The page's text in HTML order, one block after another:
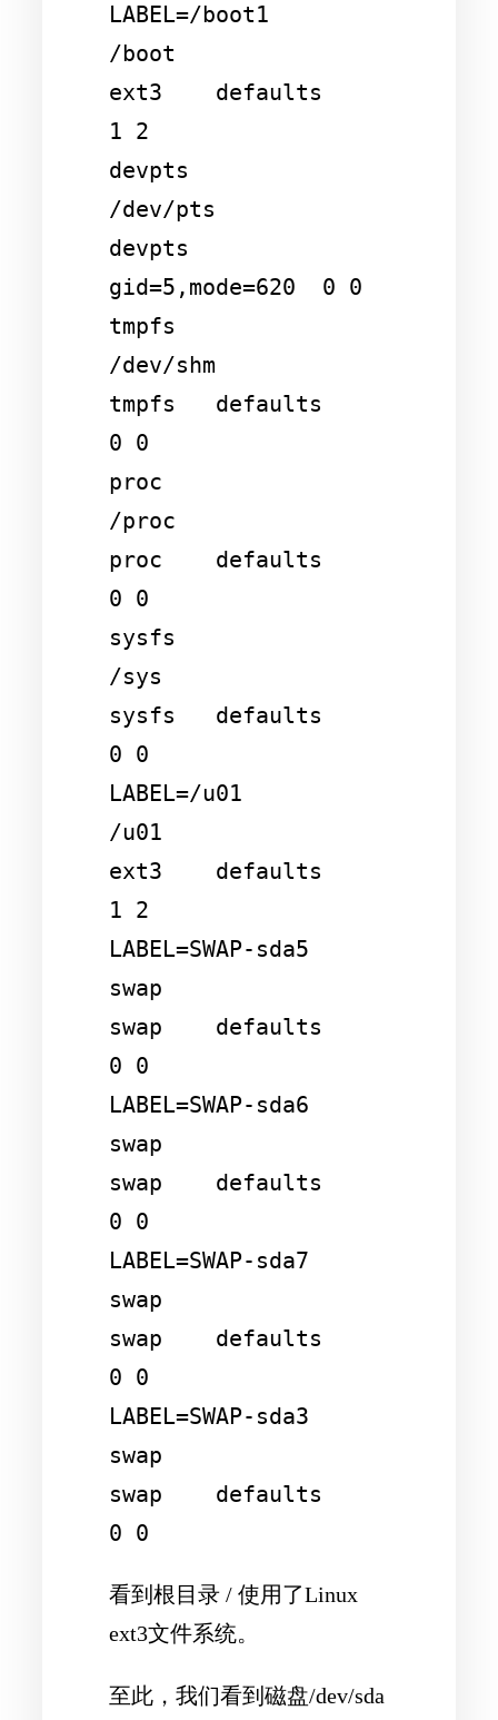
LABEL=/boot1
/boot
ext3    defaults
1 2
devpts
/dev/pts
devpts
gid=5,mode=620  0 0
tmpfs
/dev/shm
tmpfs   defaults
0 0
proc
/proc
proc    defaults
0 0
sysfs
/sys
sysfs   defaults
0 0
LABEL=/u01
/u01
ext3    defaults
1 2
LABEL=SWAP-sda5
swap
swap    defaults
0 0
LABEL=SWAP-sda6
swap
swap    defaults
0 0
LABEL=SWAP-sda7
swap
swap    defaults
0 0
LABEL=SWAP-sda3
swap
swap    defaults
看到根目录 / 使用了Linux
ext3文件系统。
至此，我们看到磁盘/dev/sda